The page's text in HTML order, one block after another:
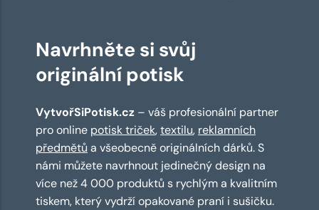
Navrhněte si svůj
originální potisk
VytvořSiPotisk.cz – váš profesionální partner
pro online potisk triček,textilu, reklamních
předmětů a všeobecně originálních dárků. S
námi můžete navrhnout jedinečný design na
více než 4 000 produktů s rychlým a kvalitním
tiskem, který vydrží opakované praní i sušičku.